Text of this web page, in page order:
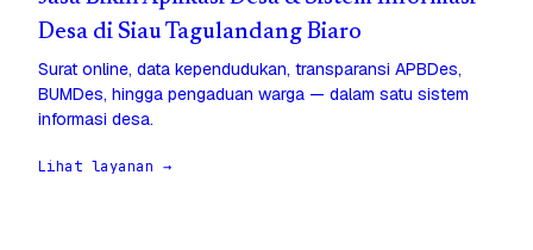
Desa di Siau Tagulandang Biaro
Surat online, data kependudukan, transparansi APBDes,
BUMDes, hingga pengaduan warga — dalam satu sistem
informasi desa.
Lihat layanan →